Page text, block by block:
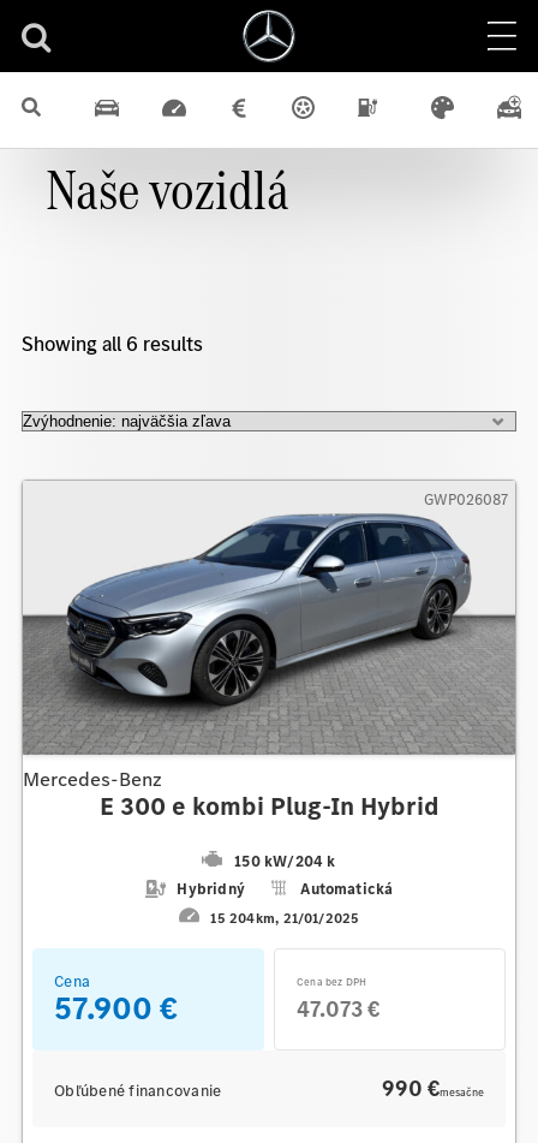
Naše vozidlá
Showing all 6 results
Mercedes-Benz
E 300 e kombi Plug-In Hybrid
150 kW/204 k
Hybridný
Automatická
15 204km 21/01/2025
GWP026087
Cena
57.900 €
Cena bez DPH
47.073 €
Obľúbené financovanie 990 €mesačne